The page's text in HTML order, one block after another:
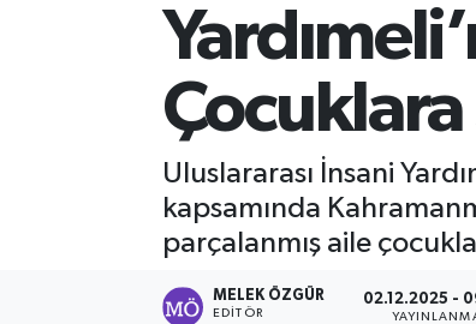
Çocuklara
Uluslararası İnsani
kapsamında
parçalanmış aile
MELEK ÖZGÜR
EDITÖR
02.12.2025 -
Trafik Durumu
Süper Lig Puan Durumu ve Fikstür
Tüm Manşetler
Son Dakika Haberleri
Haber Arşivi